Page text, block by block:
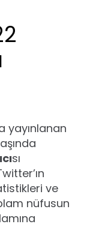
yayınlanan
sı
ve
nüfusun